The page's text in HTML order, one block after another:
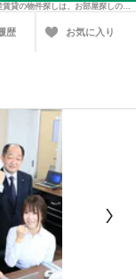
エイブル川越店の賃貸マンション・賃貸アパート・賃貸住宅情報不動産賃貸の物件探しは、お部屋探しのエイブル
歴 お気に入り